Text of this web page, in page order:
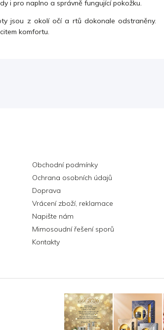
i pro naplno a správně fungující pokožku.
jsou z okolí očí a rtů dokonale odstraněny.
komfortu.
Obchodní podmínky
Ochrana osobních údajů
Doprava
Vrácení zboží, reklamace
Napište nám
Mimosoudní řešení sporů
Kontakty